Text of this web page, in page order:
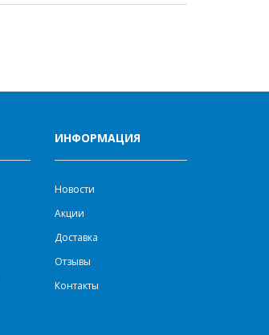
ИНФОРМАЦИЯ
Новости
Акции
Доставка
Отзывы
Контакты